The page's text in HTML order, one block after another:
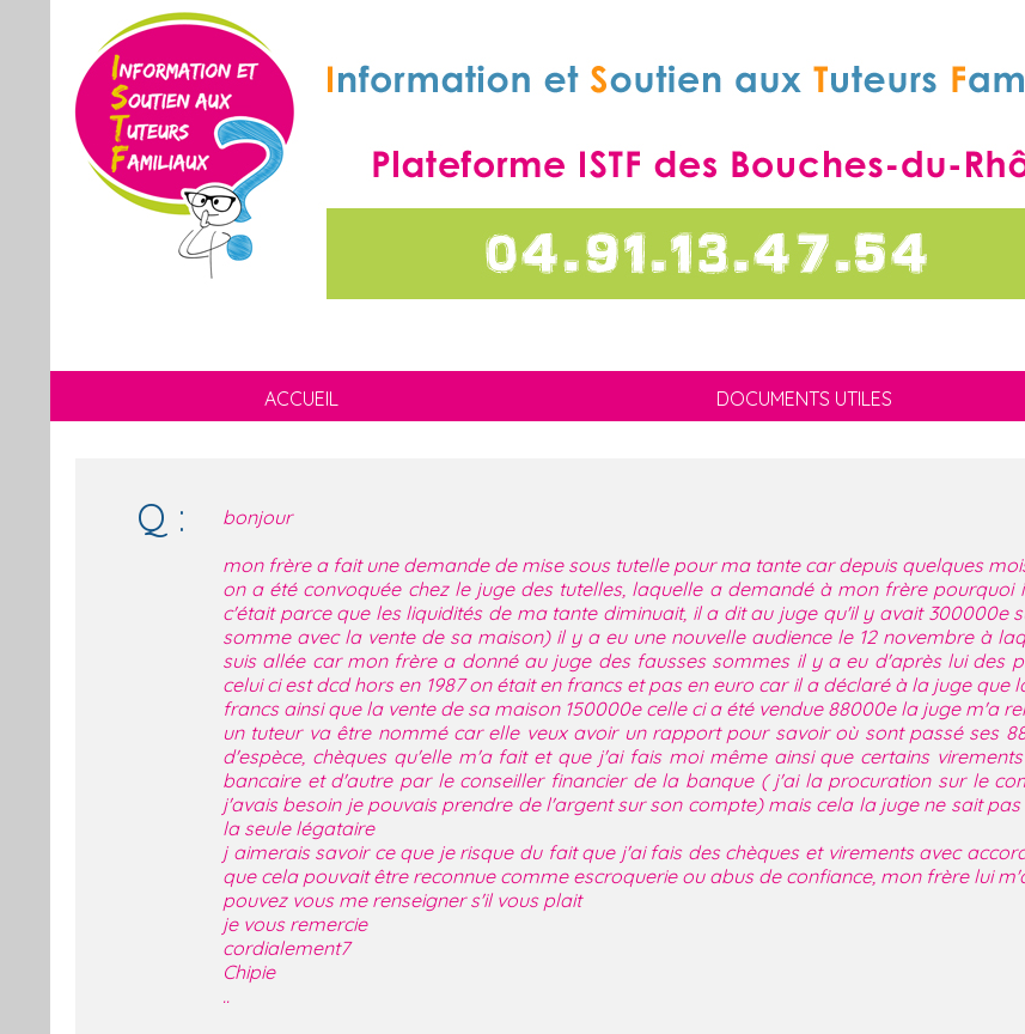
ACCUEIL DOCUMENTS UTILES
Q :
bonjour
mon frère a fait une demande de mise sous tutelle pour ma tante car depuis quelques
on a été convoquée chez le juge des tutelles, laquelle a demandé à mon frère
c'était parce que les liquidités de ma tante diminuait, il a dit au juge qu'il y avait 300000e
somme avec la vente de sa maison) il y a eu une nouvelle audience le 12 novembre à
suis allée car mon frère a donné au juge des fausses sommes il y a eu d'après lui des
celui ci est dcd hors en 1987 on était en francs et pas en euro car il a déclaré à la juge
francs ainsi que la vente de sa maison 150000e celle ci a été vendue 88000e la juge m'a
un tuteur va être nommé car elle veux avoir un rapport pour savoir où sont passé ses
d'espèce, chèques qu'elle m'a fait et que j'ai fais moi même ainsi que certains
bancaire et d'autre par le conseiller financier de la banque ( j'ai la procuration sur le
j'avais besoin je pouvais prendre de l'argent sur son compte) mais cela la juge ne sait
la seule légataire
j aimerais savoir ce que je risque du fait que j'ai fais des chèques et virements avec
que cela pouvait être reconnue comme escroquerie ou abus de confiance, mon frère lui
pouvez vous me renseigner s'il vous plait
je vous remercie
cordialement7
Chipie
..